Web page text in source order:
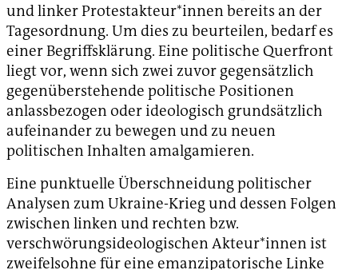
und linker Protestakteur*innen bereits an der
Tagesordnung. Um dies zu beurteilen, bedarf es
einer Begriffsklärung. Eine politische Querfront
liegt vor, wenn sich zwei zuvor gegensätzlich
gegenüberstehende politische Positionen
anlassbezogen oder ideologisch grundsätzlich
aufeinander zu bewegen und zu neuen
politischen Inhalten amalgamieren.
Eine punktuelle Überschneidung politischer
Analysen zum Ukraine-Krieg und dessen Folgen
zwischen linken und rechten bzw.
verschwörungsideologischen Akteur*innen ist
zweifelsohne für eine emanzipatorische Linke